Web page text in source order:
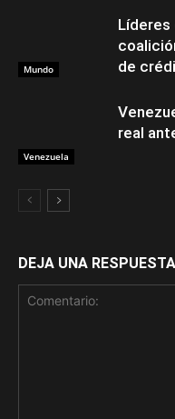
Mundo
Líderes
de
Venezuela
real
DEJA UNA RESPUESTA